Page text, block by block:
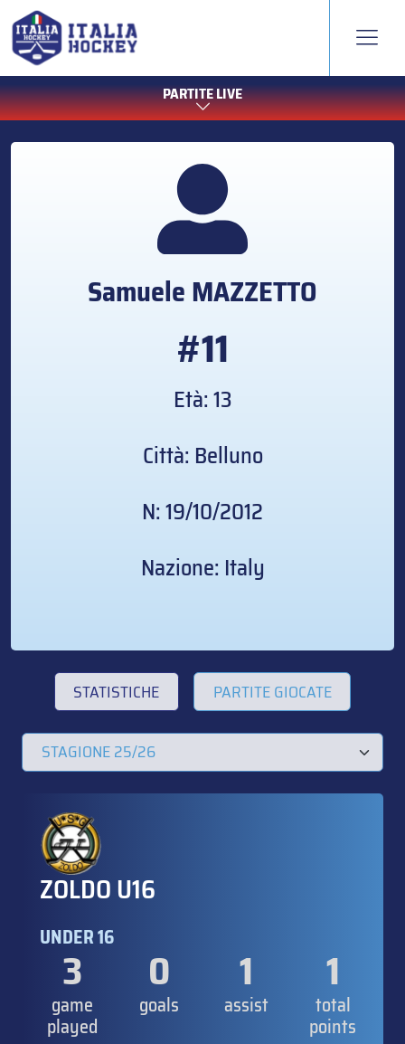
PARTITE LIVE
SamueleMAZZETTO
#11
Età: 13
Città: Belluno
N: 19/10/2012
Nazione: Italy
STATISTICHE PARTITE GIOCATE
ZOLDO U16
UNDER 16
3
game
played
0
goals
1
assist
1
total
points